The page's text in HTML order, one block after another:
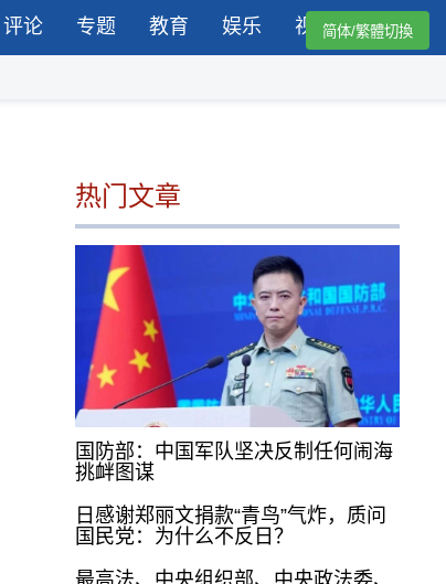
评论 专题 教育 娱乐 视频简体/繁體切換
热门文章
国防部：中国军队坚决反制任何闹海
挑衅图谋
日感谢郑丽文捐款“青鸟”气炸，质问
国民党：为什么不反日？